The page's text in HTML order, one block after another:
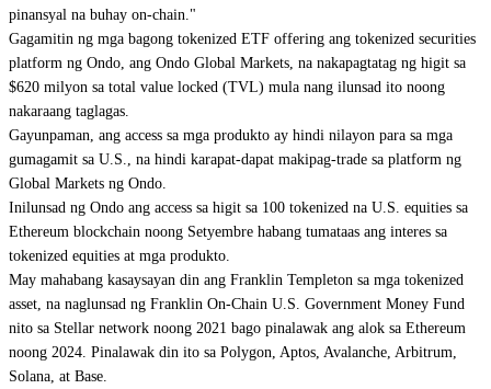
pinansyal na buhay on-chain."
Gagamitin ng mga bagong tokenized ETF offering ang tokenized securities
platform ng Ondo, ang Ondo Global Markets, na nakapagtatag ng higit sa
$620 milyon sa total value locked (TVL) mula nang ilunsad ito noong
nakaraang taglagas.
Gayunpaman, ang access sa mga produkto ay hindi nilayon para sa mga
gumagamit sa U.S., na hindi karapat-dapat makipag-trade sa platform ng
Global Markets ng Ondo.
Inilunsad ng Ondo ang access sa higit sa 100 tokenized na U.S. equities sa
Ethereum blockchain noong Setyembre habang tumataas ang interes sa
tokenized equities at mga produkto.
May mahabang kasaysayan din ang Franklin Templeton sa mga tokenized
asset, na naglunsad ng Franklin On-Chain U.S. Government Money Fund
nito sa Stellar network noong 2021 bago pinalawak ang alok sa Ethereum
noong 2024. Pinalawak din ito sa Polygon, Aptos, Avalanche, Arbitrum,
Solana, at Base.